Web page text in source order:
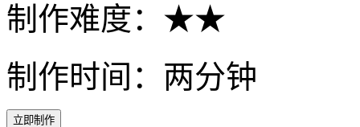
制作难度：★★
制作时间：两分钟
立即制作